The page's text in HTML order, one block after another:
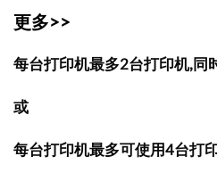
更多>>
每台打印机最多2台打印机,同
或
每台打印机最多可使用4台打